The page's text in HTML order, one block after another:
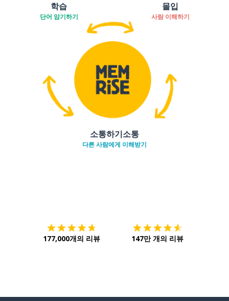
학습
단어 암기하기
몰입
사람 이해하기
소통하기소통
다른 사람에게 이해받기
177,000개의 리뷰 147만 개의 리뷰